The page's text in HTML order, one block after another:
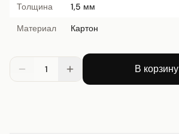
Толщина
1,5 мм
Материал
Картон
1 В корзину